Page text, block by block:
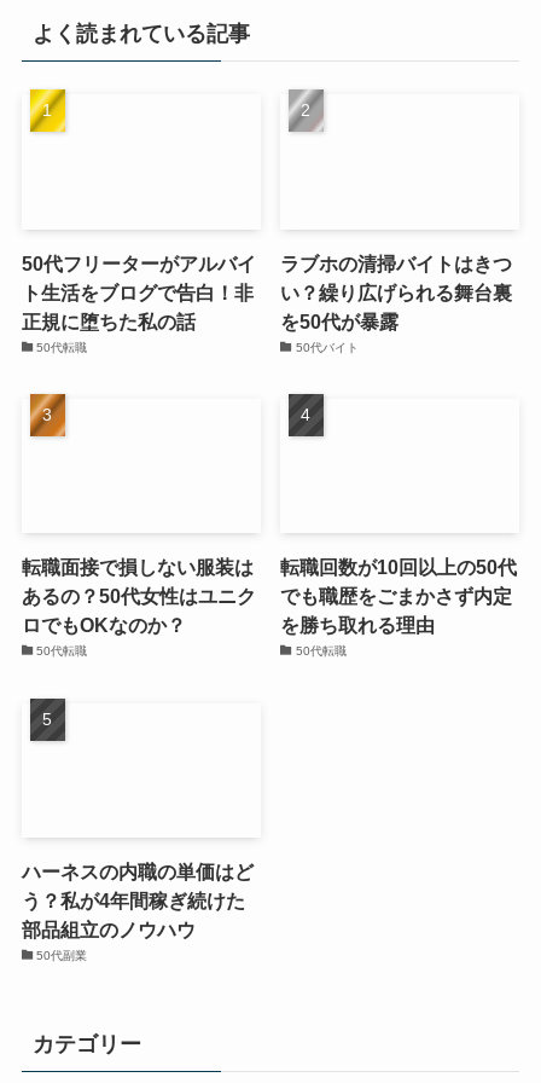
よく読まれている記事
50代フリーターがアルバイ
ト生活をブログで告白！非
正規に堕ちた私の話
50代転職
ラブホの清掃バイトはきつ
い？繰り広げられる舞台裏
を50代が暴露
50代バイト
転職面接で損しない服装は
あるの？50代女性はユニク
ロでもOKなのか？
50代転職
転職回数が10回以上の50代
でも職歴をごまかさず内定
を勝ち取れる理由
50代転職
ハーネスの内職の単価はど
う？私が4年間稼ぎ続けた
部品組立のノウハウ
50代副業
カテゴリー